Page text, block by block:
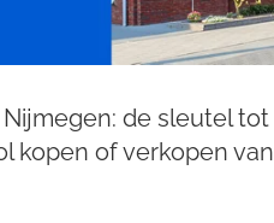
de sleutel tot
kopen of verkopen van